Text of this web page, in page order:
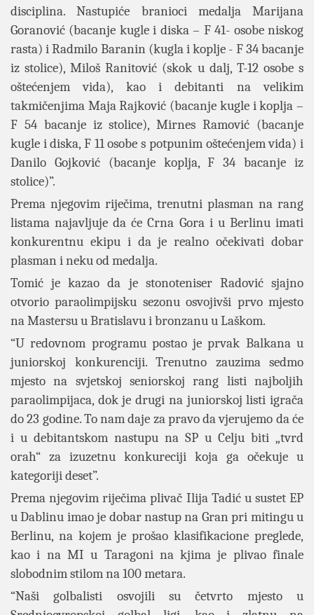
disciplina. Nastupiće branioci medalja Marijana
Goranović (bacanje kugle i diska – F 41- osobe niskog
rasta) i Radmilo Baranin (kugla i koplje - F 34 bacanje
iz stolice), Miloš Ranitović (skok u dalj, T-12 osobe s
oštećenjem vida), kao i debitanti na velikim
takmičenjima Maja Rajković (bacanje kugle i koplja –
F 54 bacanje iz stolice), Mirnes Ramović (bacanje
kugle i diska, F 11 osobe s potpunim oštećenjem vida) i
Danilo Gojković (bacanje koplja, F 34 bacanje iz
stolice)”.
Prema njegovim riječima, trenutni plasman na rang
listama najavljuje da će Crna Gora i u Berlinu imati
konkurentnu ekipu i da je realno očekivati dobar
plasman i neku od medalja.
Tomić je kazao da je stonoteniser Radović sjajno
otvorio paraolimpijsku sezonu osvojivši prvo mjesto
na Mastersu u Bratislavu i bronzanu u Laškom.
“U redovnom programu postao je prvak Balkana u
juniorskoj konkurenciji. Trenutno zauzima sedmo
mjesto na svjetskoj seniorskoj rang listi najboljih
paraolimpijaca, dok je drugi na juniorskoj listi igrača
do 23 godine. To nam daje za pravo da vjerujemo da će
i u debitantskom nastupu na SP u Celju biti „tvrd
orah“ za izuzetnu konkureciji koja ga očekuje u
kategoriji deset”.
Prema njegovim riječima plivač Ilija Tadić u sustet EP
u Dablinu imao je dobar nastup na Gran pri mitingu u
Berlinu, na kojem je prošao klasifikacione preglede,
kao i na MI u Taragoni na kjima je plivao finale
slobodnim stilom na 100 metara.
“Naši golbalisti osvojili su četvrto mjesto u